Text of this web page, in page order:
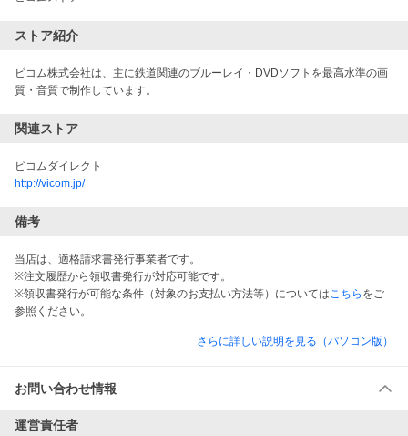
ストア紹介
ビコム株式会社は、主に鉄道関連のブルーレイ・DVDソフトを最高水準の画
質・音質で制作しています。
関連ストア
ビコムダイレクト
http://vicom.jp/
備考
当店は、適格請求書発行事業者です。
※注文履歴から領収書発行が対応可能です。
※領収書発行が可能な条件（対象のお支払い方法等）についてはこちら をご
参照ください。
さらに詳しい説明を見る（パソコン版）
お問い合わせ情報
運営責任者